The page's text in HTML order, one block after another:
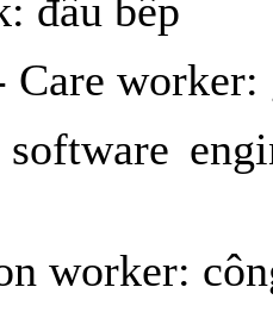
đầu bếp
worker: